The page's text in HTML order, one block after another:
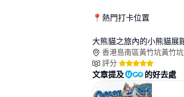
📍熱門打卡位置
大熊貓之旅內的小熊貓展
香港島南區黃竹坑黃竹
評分
文章提及 的好去處